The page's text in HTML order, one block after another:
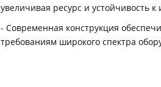
увеличивая ресурс и устойчивость к
- Современная конструкция
требованиям широкого спектра